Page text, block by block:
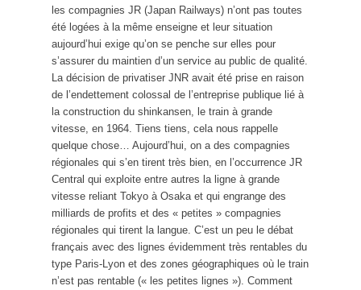
les compagnies JR (Japan Railways) n’ont pas toutes
été logées à la même enseigne et leur situation
aujourd’hui exige qu’on se penche sur elles pour
s’assurer du maintien d’un service au public de qualité.
La décision de privatiser JNR avait été prise en raison
de l’endettement colossal de l’entreprise publique lié à
la construction du shinkansen, le train à grande
vitesse, en 1964. Tiens tiens, cela nous rappelle
quelque chose… Aujourd’hui, on a des compagnies
régionales qui s’en tirent très bien, en l’occurrence JR
Central qui exploite entre autres la ligne à grande
vitesse reliant Tokyo à Osaka et qui engrange des
milliards de profits et des « petites » compagnies
régionales qui tirent la langue. C’est un peu le débat
français avec des lignes évidemment très rentables du
type Paris-Lyon et des zones géographiques où le train
n’est pas rentable (« les petites lignes »). Comment